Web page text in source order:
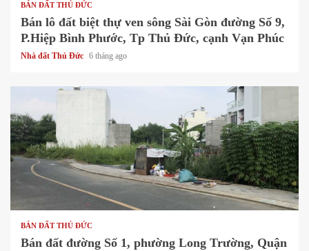
BÁN ĐẤT THỦ ĐỨC
Bán lô đất biệt thự ven sông Sài Gòn đường Số 9,
P.Hiệp Bình Phước, Tp Thủ Đức, cạnh Vạn Phúc
Nhà đất Thủ Đức 6 tháng ago
BÁN ĐẤT THỦ ĐỨC
Bán đất đường Số 1, phường Long Trường, Quận